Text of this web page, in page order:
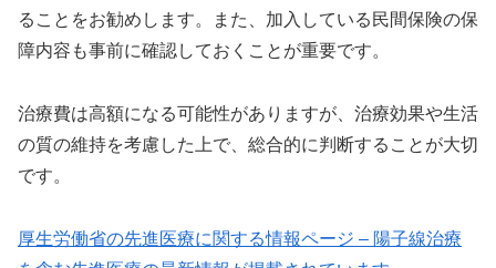
ることをお勧めします。また、加入している民間保険の保
障内容も事前に確認しておくことが重要です。
治療費は高額になる可能性がありますが、治療効果や生活
の質の維持を考慮した上で、総合的に判断することが大切
です。
厚生労働省の先進医療に関する情報ページ – 陽子線治療